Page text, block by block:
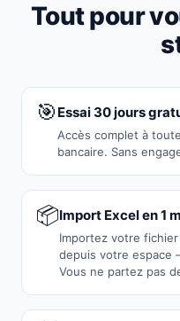
Tout pour
🎯 Essai 30 jours
Accès complet à
bancaire. Sans
📦Import Excel en 1
Importez votre
depuis votre espace
Vous ne partez pas